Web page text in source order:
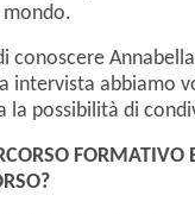
conoscere
intervista abbiamo
la possibilità di